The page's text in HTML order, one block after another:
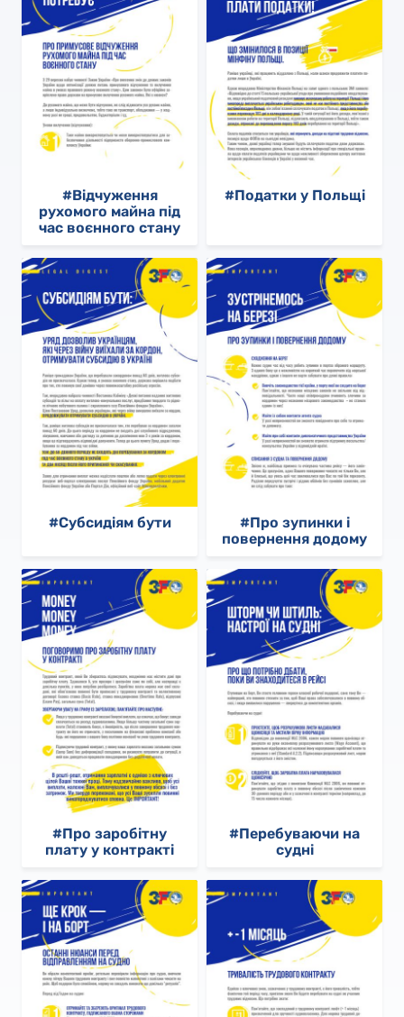
#Відчуження
рухомого майна під
час воєнного стану
#Податки у Польщі
#Субсидіям бути
#Про зупинки і
повернення додому
#Про заробітну
плату у контракті
#Перебуваючи на
судні